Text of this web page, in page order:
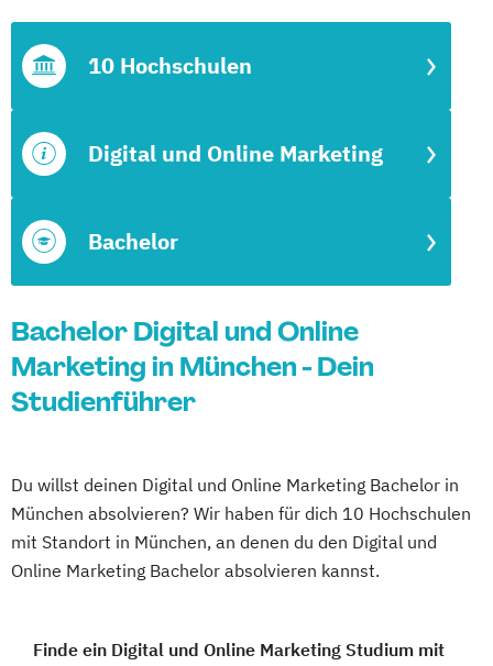
Bachelor
Digital und Online Marketing
10 Hochschulen
Bachelor Digital und Online
Marketing in München - Dein
Studienführer
Du willst deinen Digital und Online Marketing Bachelor in
München absolvieren? Wir haben für dich 10 Hochschulen
mit Standort in München, an denen du den Digital und
Online Marketing Bachelor absolvieren kannst.
Finde ein Digital und Online Marketing Studium mit